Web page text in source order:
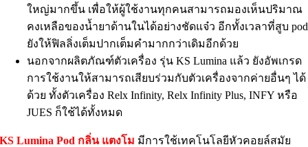
ใหญ่มากขึ้น เพื่อให้ผู้ใช้งานทุกคนสามารถมองเห็นปริมาณ
คงเหลือของน้ำยาด้านในได้อย่างชัดแจ๋ว อีกทั้งเวลาที่สูบ pod
ยังให้ฟิลลิ่งเต็มปากเต็มคำมากกว่าเดิมอีกด้วย
นอกจากผลิตภัณฑ์ตัวเครื่อง รุ่น KS Lumina แล้ว ยังอัพเกรด
การใช้งานให้สามารถเสียบร่วมกับตัวเครื่องจากค่ายอื่นๆ ได้
ด้วย ทั้งตัวเครื่อง Relx Infinity, Relx Infinity Plus, INFY หรือ
JUES ก็ใช้ได้ทั้งหมด
KS Lumina Pod กลิ่น แตงโม มีการใช้เทคโนโลยีหัวคอยล์สมัย